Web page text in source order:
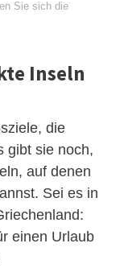
Sie sich die
Inseln
die
gibt sie noch,
auf denen
Sei es in
einen Urlaub